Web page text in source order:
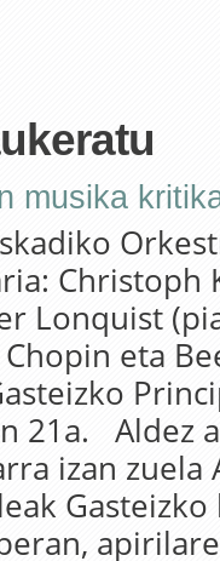
musika
Christoph
Lonquist
Chopin eta
21a. Aldez
izan zuela